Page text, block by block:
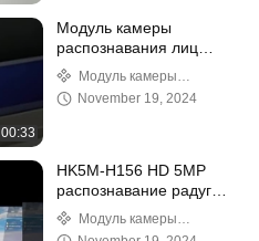
00:33
Модуль камеры
распознавания лиц
HK5M-H220
Модуль камеры
распознавания лиц
November 19, 2024
HK5M-H156 HD 5MP
распознавание радуги
USB Компьютерная
камера
Модуль камеры